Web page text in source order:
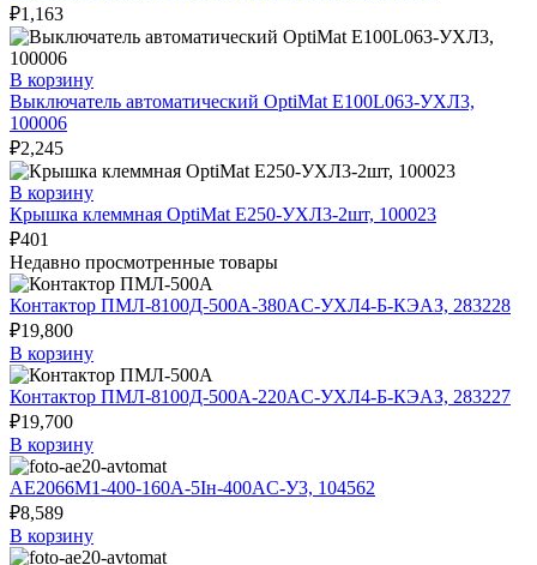
₽1,163
В корзину
Выключатель автоматический OptiMat E100L063-УХЛ3,
100006
₽2,245
В корзину
Крышка клеммная OptiMat E250-УХЛ3-2шт, 100023
₽401
Недавно просмотренные товары
Контактор ПМЛ-8100Д-500А-380AC-УХЛ4-Б-КЭАЗ, 283228
₽19,800
В корзину
Контактор ПМЛ-8100Д-500А-220AC-УХЛ4-Б-КЭАЗ, 283227
₽19,700
В корзину
АЕ2066М1-400-160А-5Iн-400AC-У3, 104562
₽8,589
В корзину